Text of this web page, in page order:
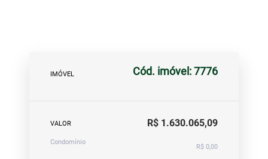
IMÓVEL Cód. imóvel: 7776
VALOR R$ 1.630.065,09
Condomínio
R$ 0,00